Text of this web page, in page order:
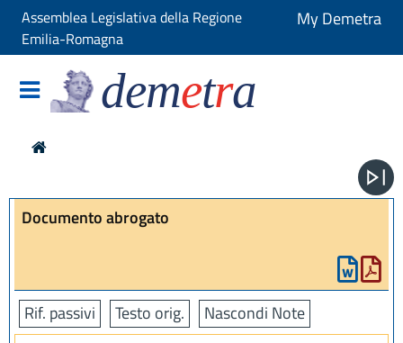
Assemblea Legislativa della Regione
Emilia-Romagna
My Demetra
demetra
Documento abrogato
Rif. passivi Testo orig. Nascondi Note